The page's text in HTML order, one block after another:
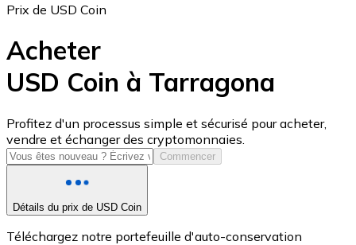
USD Coin
USDC
Prix de USD Coin
Acheter
USD Coin à Tarragona
Profitez d'un processus simple et sécurisé pour acheter,
vendre et échanger des cryptomonnaies.
Commencer
Détails du prix de USD Coin
Téléchargez notre portefeuille d'auto-conservation